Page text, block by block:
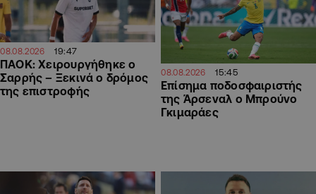
08.08.2026 19:47
ΠΑΟΚ: Χειρουργήθηκε ο
Σαρρής – Ξεκινά ο δρόμος
της επιστροφής
08.08.2026 15:45
Επίσημα ποδοσφαιριστής
της Άρσεναλ ο Μπρούνο
Γκιμαράες